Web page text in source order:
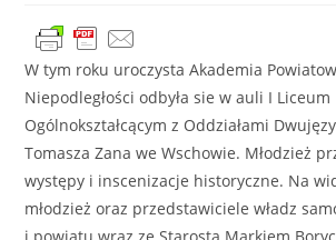
W tym roku uroczysta Akademia
Niepodległości odbyła sie w auli I Liceum
Ogólnokształcącym z Oddziałami
Tomasza Zana we Wschowie. Młodzież
występy i inscenizacje historyczne. Na
młodzież oraz przedstawiciele władz